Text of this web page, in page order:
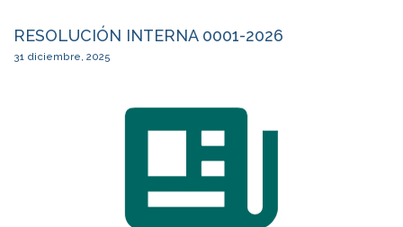
RESOLUCIÓN INTERNA 0001-2026
31 diciembre, 2025